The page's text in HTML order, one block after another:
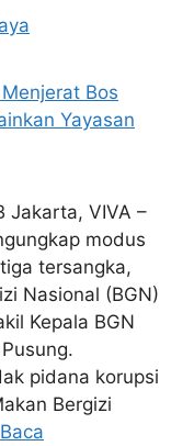
Jakarta, VIVA –
modus
tersangka,
Nasional (BGN)
Kepala BGN
pidana korupsi
Bergizi
Baca